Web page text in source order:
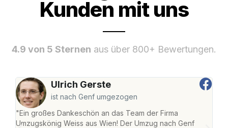
Kunden mit uns
4.9 von 5 Sternen aus über 800+ Bewertungen.
Ulrich Gerste
ist nach Genf umgezogen
"Ein großes Dankeschön an das Team der Firma
Umzugskönig Weiss aus Wien! Der Umzug nach Genf